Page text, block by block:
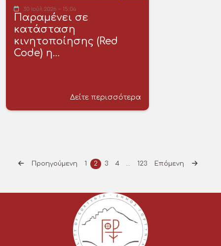
30 Ιούλ 2026 - 15:04
Παραμένει σε
κατάσταση
κινητοποίησης (Red
Code) η…
Δείτε περισσότερα
Προηγούμενη 1 2 3 4 123 Επόμενη